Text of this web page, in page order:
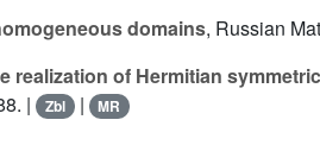
domains, Russian
realization of Hermitian
|
Zbl | MR